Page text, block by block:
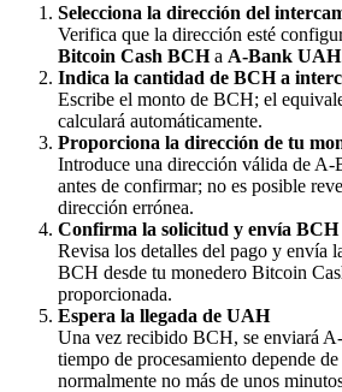
Selecciona la dirección del
Verifica que la dirección esté
Bitcoin Cash BCHa A-Bank UAH
Indica la cantidad de BCH a
Escribe el monto de BCH; el
calculará automáticamente.
Proporciona la dirección de tu
Introduce una dirección válida de
antes de confirmar; no es posible
dirección errónea.
Confirma la solicitud y envía BCH
Revisa los detalles del pago y envía
BCH desde tu monedero Bitcoin
proporcionada.
Espera la llegada de UAH
Una vez recibido BCH, se enviará
tiempo de procesamiento depende
normalmente no más de unos